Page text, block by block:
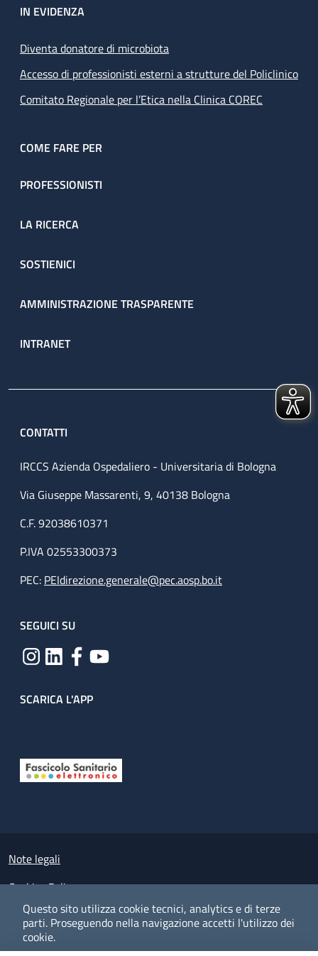
Questo sito utilizza cookie tecnici, analytics e di terze
parti. Proseguendo nella navigazione accetti l'utilizzo dei
cookie.
IN EVIDENZA
Diventa donatore di microbiota
Accesso di professionisti esterni a strutture del Policlinico
Comitato Regionale per l’Etica nella Clinica COREC
COME FARE PER
PROFESSIONISTI
LA RICERCA
SOSTIENICI
AMMINISTRAZIONE TRASPARENTE
INTRANET
CONTATTI
IRCCS Azienda Ospedaliero - Universitaria di Bologna
Via Giuseppe Massarenti, 9, 40138 Bologna
C.F. 92038610371
P.IVA 02553300373
PEC: PEIdirezione.generale@pec.aosp.bo.it
SEGUICI SU
SCARICA L'APP
Small prints
Note legali
Cookies Policy
Policy privacy e protezione del dato personale
Albo pretorio on-line